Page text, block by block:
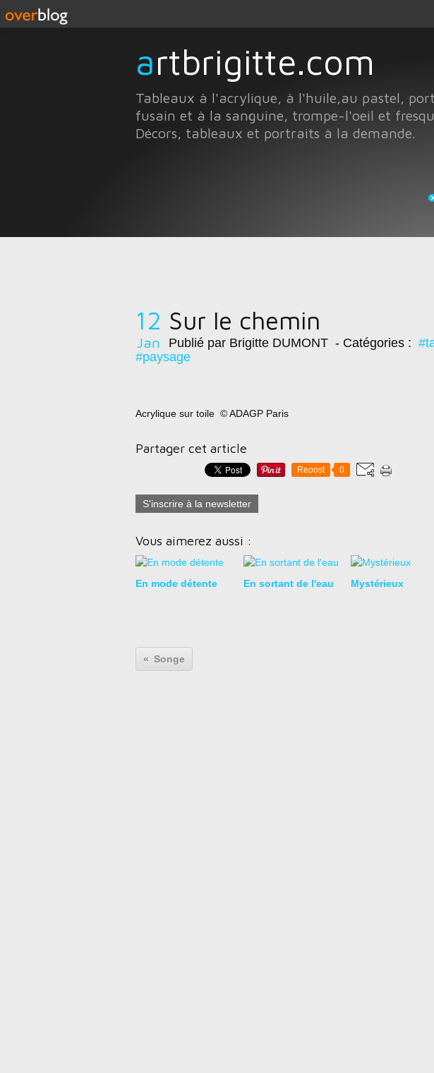
artbrigitte.com
Tableaux à l'acrylique, à l'huile,au pastel,
fusain et à la sanguine, trompe-l'oeil et
Décors, tableaux et portraits à la demande.
12
Jan
Sur le chemin
Publié par Brigitte DUMONT - Catégories :
#paysage
Acrylique sur toile © ADAGP Paris
Partager cet article
Repost 0
S'inscrire à la newsletter
Vous aimerez aussi :
En mode détente En sortant de l'eau Mystérieux
Songe